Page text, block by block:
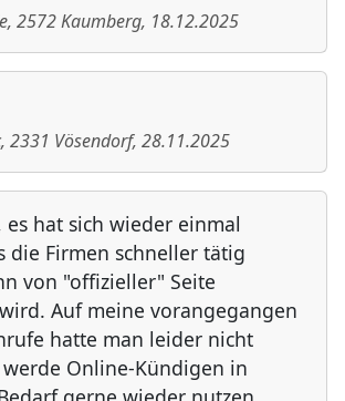
, 2572Kaumberg, 18.12.2025
, 2331 Vösendorf, 28.11.2025
es hat sich wieder einmal
die Firmen schneller tätig
von "offizieller" Seite
Auf meine vorangegangen
hatte man leider nicht
Online-Kündigen in